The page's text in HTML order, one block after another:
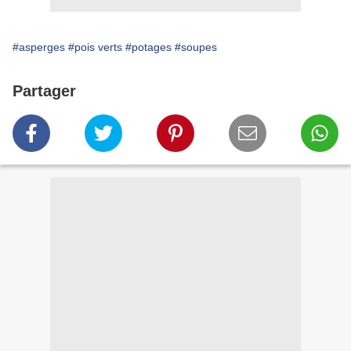
#asperges #pois verts #potages #soupes
Partager